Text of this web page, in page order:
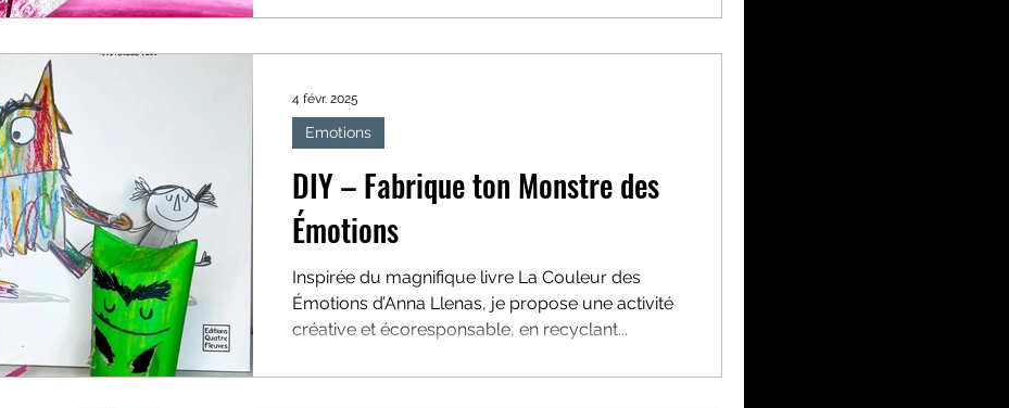
DIY – Fabrique ton Monstre des
Émotions
Inspirée du magnifique livre La Couleur des
Émotions d’Anna Llenas, je propose une activité
créative et écoresponsable, en recyclant...
Emotions
4 févr. 2025